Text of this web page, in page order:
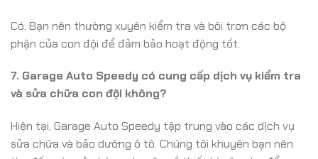
Có. Bạn nên thường xuyên kiểm tra và bôi trơn các bộ
phận của con đội để đảm bảo hoạt động tốt.
7. Garage Auto Speedy có cung cấp dịch vụ kiểm tra
và sửa chữa con đội không?
Hiện tại, Garage Auto Speedy tập trung vào các dịch vụ
sửa chữa và bảo dưỡng ô tô. Chúng tôi khuyên bạn nên